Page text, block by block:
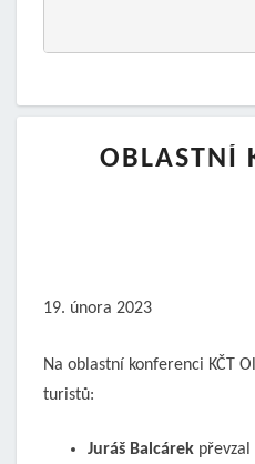
OBLASTNÍ
19. února 2023
Na oblastní konferenci KČT
turistů:
Juráš Balcárek převzal